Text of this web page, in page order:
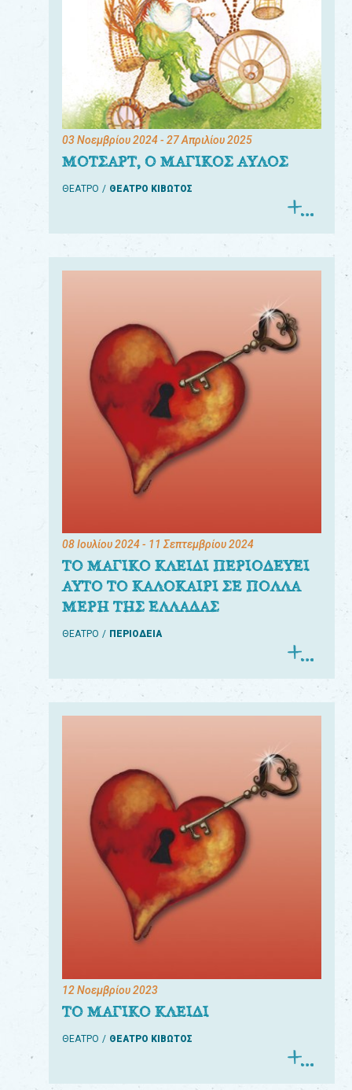
03 Νοεμβρίου 2024- 27 Απριλίου 2025
ΜΟΤΣΑΡΤ, Ο ΜΑΓΙΚΟΣ ΑΥΛΟΣ
ΘΕΑΤΡΟ ΘΕΑΤΡΟ ΚΙΒΩΤΟΣ
08 Ιουλίου 2024- 11 Σεπτεμβρίου 2024
ΤΟ ΜΑΓΙΚΟ ΚΛΕΙΔΙ ΠΕΡΙΟΔΕΥΕΙ
ΑΥΤΟ ΤΟ ΚΑΛΟΚΑΙΡΙ ΣΕ ΠΟΛΛΑ
ΜΕΡΗ ΤΗΣ ΕΛΛΑΔΑΣ
ΘΕΑΤΡΟ ΠΕΡΙΟΔΕΙΑ
12 Νοεμβρίου 2023
ΤΟ ΜΑΓΙΚΟ ΚΛΕΙΔΙ
ΘΕΑΤΡΟ ΘΕΑΤΡΟ ΚΙΒΩΤΟΣ